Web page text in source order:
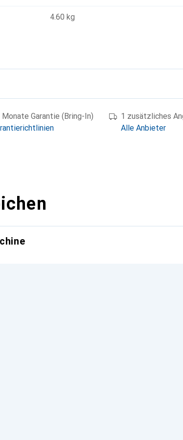
4.60 kg
Monate Garantie (Bring-In)
1 zusätzliches
Alle Anbieter